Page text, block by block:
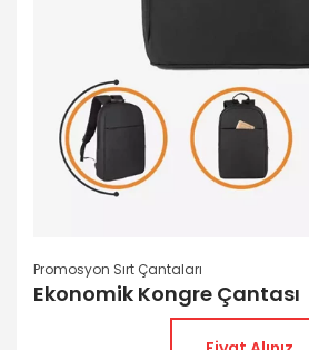
güvenli bir şekilde taşımanızı
Organizer:
Çanta içinde bir
bu sayede küçük
saklayabilirsiniz.
Taşıma Konforu: Sırt
malzeme kullanılmıştır. Bu
artırır ve uzun süreli
sağlar.
yapılabilir. Serigrafi boya
veya nakış baskı gibi çeşitli
Promosyon Sırt Çantaları
Ekonomik Kongre Çantası